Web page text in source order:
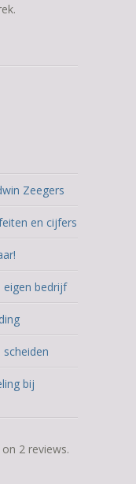
Zeegers
en cijfers
eigen bedrijf
bij
on 2 reviews.